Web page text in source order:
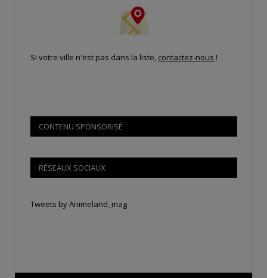
Si votre ville n'est pas dans la liste, contactez-nous !
CONTENU SPONSORISÉ
RÉSEAUX SOCIAUX
Tweets by Animeland_mag